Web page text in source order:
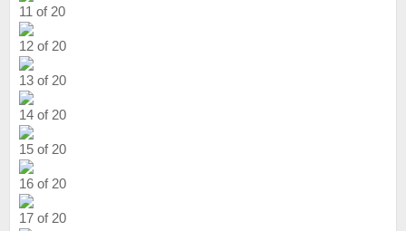
11 of 20
12 of 20
13 of 20
14 of 20
15 of 20
16 of 20
17 of 20